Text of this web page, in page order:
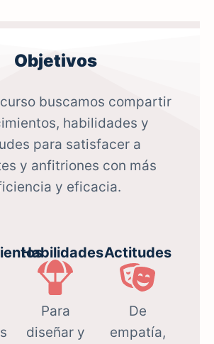
Objetivos
buscamos compartir
habilidades y
para satisfacer a
y anfitriones con más
y eficacia.
Habilidades
Para
diseñar y
Actitudes
De
empatía,